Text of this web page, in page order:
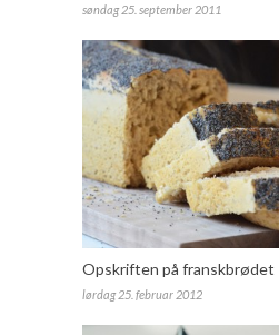
søndag 25. september 2011
Opskriften på franskbrødet
lørdag 25. februar 2012